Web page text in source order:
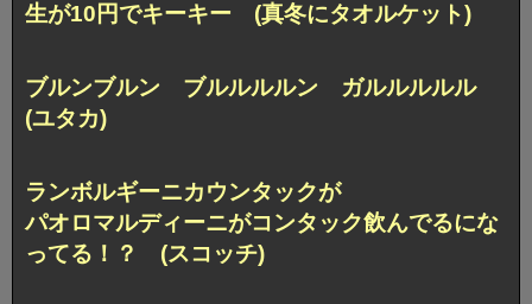
生が10円でキーキー (真冬にタオルケット)
ブルンブルン ブルルルルン ガルルルルル
(ユタカ)
ランボルギーニカウンタックが
パオロマルディーニがコンタック飲んでるにな
ってる！？ (スコッチ)